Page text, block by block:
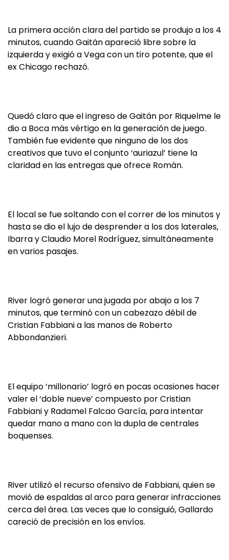
La primera acción clara del partido se produjo a los 4
minutos, cuando Gaitán apareció libre sobre la
izquierda y exigió a Vega con un tiro potente, que el
ex Chicago rechazó.
Quedó claro que el ingreso de Gaitán por Riquelme le
dio a Boca más vértigo en la generación de juego.
También fue evidente que ninguno de los dos
creativos que tuvo el conjunto ‘auriazul’ tiene la
claridad en las entregas que ofrece Román.
El local se fue soltando con el correr de los minutos y
hasta se dio el lujo de desprender a los dos laterales,
Ibarra y Claudio Morel Rodríguez, simultáneamente
en varios pasajes.
River logró generar una jugada por abajo a los 7
minutos, que terminó con un cabezazo débil de
Cristian Fabbiani a las manos de Roberto
Abbondanzieri.
El equipo ‘millonario’ logró en pocas ocasiones hacer
valer el ‘doble nueve’ compuesto por Cristian
Fabbiani y Radamel Falcao García, para intentar
quedar mano a mano con la dupla de centrales
boquenses.
River utilizó el recurso ofensivo de Fabbiani, quien se
movió de espaldas al arco para generar infracciones
cerca del área. Las veces que lo consiguió, Gallardo
careció de precisión en los envíos.